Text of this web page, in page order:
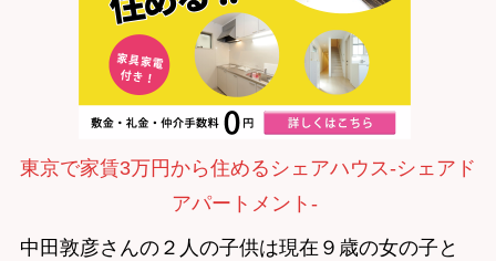
東京で家賃3万円から住めるシェアハウス-シェアド
アパートメント-
中田敦彦さんの２人の子供は現在９歳の女の子と